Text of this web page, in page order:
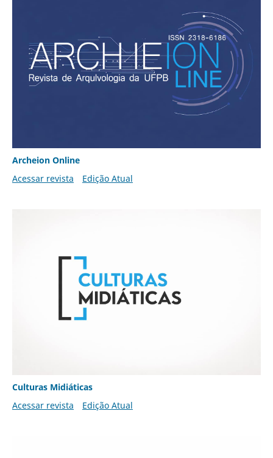
Archeion Online
Acessar revista
Edição Atual
Culturas Midiáticas
Acessar revista
Edição Atual